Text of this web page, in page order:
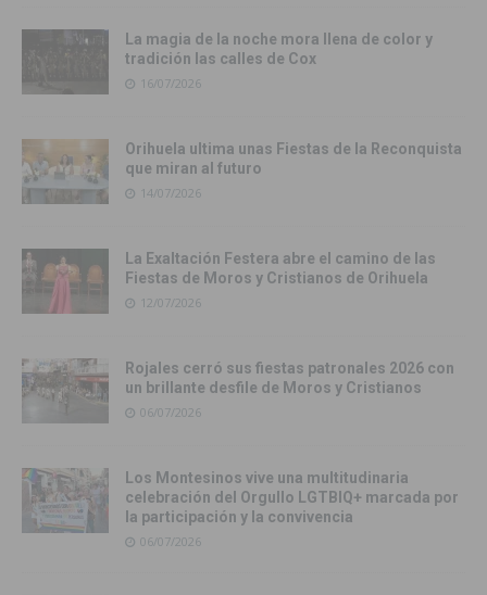
La magia de la noche mora llena de color y
tradición las calles de Cox
16/07/2026
Orihuela ultima unas Fiestas de la Reconquista
que miran al futuro
14/07/2026
La Exaltación Festera abre el camino de las
Fiestas de Moros y Cristianos de Orihuela
12/07/2026
Rojales cerró sus fiestas patronales 2026 con
un brillante desfile de Moros y Cristianos
06/07/2026
Los Montesinos vive una multitudinaria
celebración del Orgullo LGTBIQ+ marcada por
la participación y la convivencia
06/07/2026